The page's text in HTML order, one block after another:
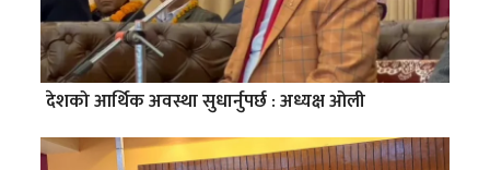
देशको आर्थिक अवस्था सुधार्नुपर्छ : अध्यक्ष ओली